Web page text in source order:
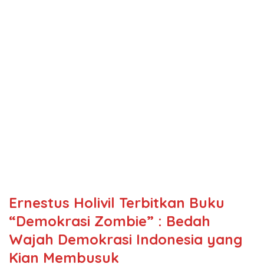
Ernestus Holivil Terbitkan Buku
“Demokrasi Zombie” : Bedah
Wajah Demokrasi Indonesia yang
Kian Membusuk